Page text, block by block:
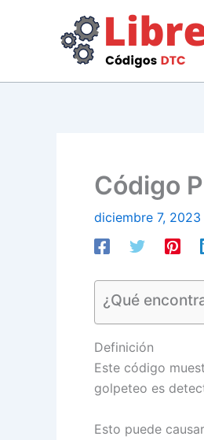
Código
diciembre 7, 2023
¿Qué
Definición
Este código
golpeteo es
Esto puede